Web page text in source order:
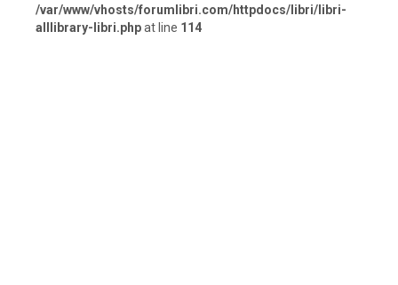
/var/www/vhosts/forumlibri.com/httpdocs/libri/libri-
alllibrary-libri.phpat line 114